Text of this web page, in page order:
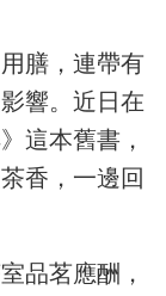
膳，連帶有
響。近日在
這本舊書，
香，一邊回
品茗應酬，